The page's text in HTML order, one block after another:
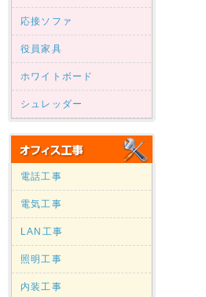
応接ソファ
役員家具
ホワイトボード
シュレッダー
電話工事
電気工事
LAN工事
照明工事
内装工事